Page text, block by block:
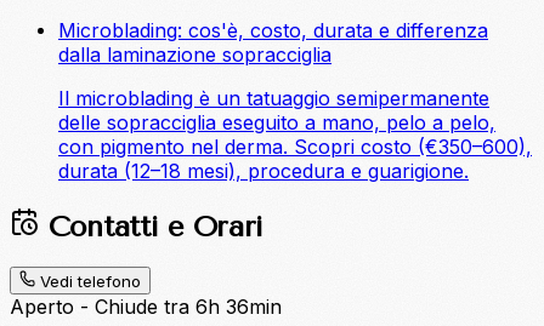
Microblading: cos'è, costo, durata e differenza
dalla laminazione sopracciglia
Il microblading è un tatuaggio semipermanente
delle sopracciglia eseguito a mano, pelo a pelo,
con pigmento nel derma. Scopri costo (€350–600),
durata (12–18 mesi), procedura e guarigione.
Contatti e Orari
Vedi telefono
Aperto - Chiude tra 6h 36min